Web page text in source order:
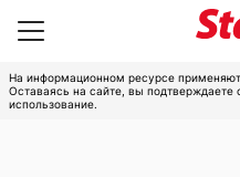
На информационном ресурсе
Оставаясь на сайте, вы подтверждаете
использование.